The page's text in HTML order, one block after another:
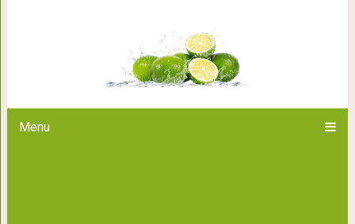
Menu
нормализации